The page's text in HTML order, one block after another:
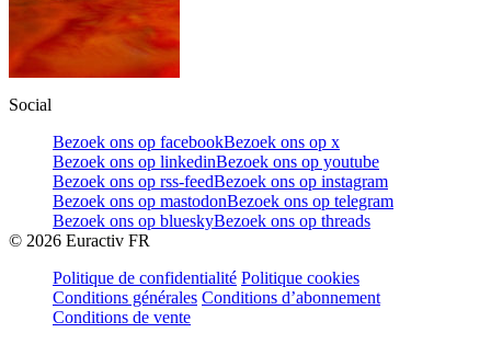
Social
Bezoek ons op facebookBezoek ons op x
Bezoek ons op linkedinBezoek ons op youtube
Bezoek ons op rss-feedBezoek ons op instagram
Bezoek ons op mastodonBezoek ons op telegram
Bezoek ons op blueskyBezoek ons op threads
© 2026 Euractiv FR
Politique de confidentialité Politique cookies
Conditions générales Conditions d’abonnement
Conditions de vente